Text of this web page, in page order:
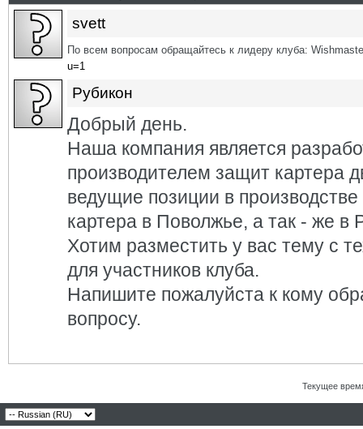
svett
По всем вопросам обращайтесь к лидеру клуба:
u=1
Рубикон
Добрый день.
Наша компания является
производителем защит картера
ведущие позиции в
картера в Поволжье, а так - же в
Хотим разместить у вас тему с
для участников клуба.
Напишите пожалуйста к кому
вопросу.
Текущее